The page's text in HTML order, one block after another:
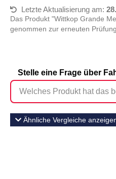
Letzte Aktualisierung am:
Das Produkt "‎Wittkop Grande
genommen zur erneuten Prüfung.
Stelle eine Frage über
Ähnliche Vergleiche